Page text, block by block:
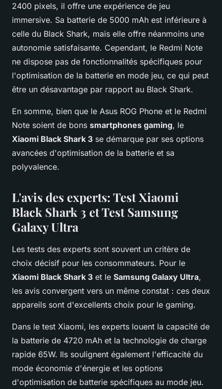
2400 pixels, il offre une expérience de jeu
immersive. Sa batterie de 5000 mAh est inférieure à
celle du Black Shark, mais elle offre néanmoins une
autonomie satisfaisante. Cependant, le Redmi Note
ne dispose pas de fonctionnalités spécifiques pour
l'optimisation de la batterie en mode jeu, ce qui peut
être un désavantage par rapport au Black Shark.
En somme, bien que le Asus ROG Phone et le Redmi
Note soient de bons smartphones gaming, le
Xiaomi Black Shark 3 se démarque par ses options
avancées d'optimisation de la batterie et sa
polyvalence.
L'avis des experts: Test Xiaomi
Black Shark 3 et Test Samsung
Galaxy Ultra
Les tests des experts sont souvent un critère de
choix décisif pour les consommateurs. Pour le
Xiaomi Black Shark 3 et le Samsung Galaxy Ultra,
les avis convergent vers un même constat : ces deux
appareils sont d'excellents choix pour le gaming.
Dans le test Xiaomi, les experts louent la capacité de
la batterie de 4720 mAh et la technologie de charge
rapide 65W. Ils soulignent également l'efficacité du
mode économie d'énergie et les options
d'optimisation de batterie spécifiques au mode jeu.